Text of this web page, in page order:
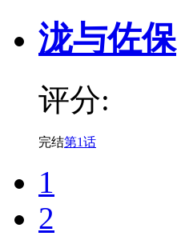
泷与佐保
评分:
完结第1话
1
2